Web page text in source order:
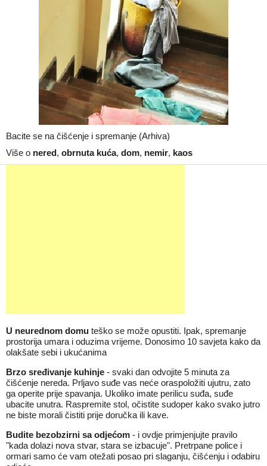
Bacite se na čišćenje i spremanje (Arhiva)
Više o nered, obrnuta kuća, dom, nemir, kaos
U neurednom domu teško se može opustiti. Ipak, spremanje
prostorija umara i oduzima vrijeme. Donosimo 10 savjeta kako da
olakšate sebi i ukućanima
Brzo sređivanje kuhinje - svaki dan odvojite 5 minuta za
čišćenje nereda. Prljavo suđe vas neće oraspoložiti ujutru, zato
ga operite prije spavanja. Ukoliko imate perilicu suđa, suđe
ubacite unutra. Raspremite stol, očistite sudoper kako svako jutro
ne biste morali čistiti prije doručka ili kave.
Budite bezobzirni sa odjećom - i ovdje primjenjujte pravilo
"kada dolazi nova stvar, stara se izbacuje". Pretrpane police i
ormari samo će vam otežati posao pri slaganju, čišćenju i odabiru